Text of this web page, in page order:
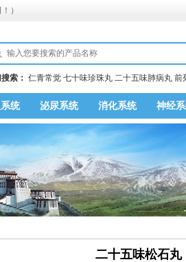
）
索： 仁青常觉 七十味珍珠丸 二十五味肺病丸 前
统 泌尿系统 消化系统 神经
二十五味松石丸